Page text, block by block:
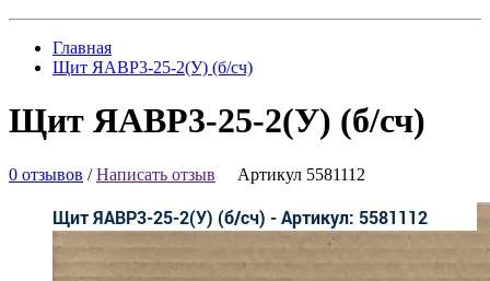
Главная
Щит ЯАВР3-25-2(У) (б/сч)
Щит ЯАВР3-25-2(У) (б/сч)
0 отзывов /Написать отзыв Артикул 5581112